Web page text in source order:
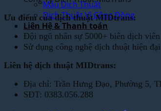
Mẫu Dịch Thuật
Dịch Thuật Vì Cộng Đồng
Liên Hệ & Thanh toán
Ưu điểm của dịch thuật MIDtrans:
Đội ngũ nhân sự 5000+ biên dịch
Sử dụng công nghệ dịch thuật hiện
Liên hệ dịch thuật MIDtrans:
Địa chỉ: Trần Hưng Đạo, Phường 5,
SĐT: 0383.056.288